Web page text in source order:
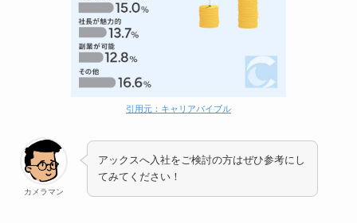
引用元：キャリアバイブル
カメラマン
アックスへ入社をご検討の方はぜひ参考にし
てみてください！